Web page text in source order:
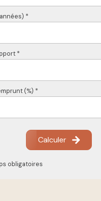
*
*
(%) *
Calculer
obligatoires